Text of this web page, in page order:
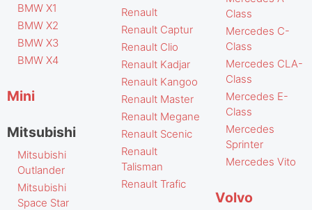
BMW X1
BMW X2
BMW X3
BMW X4
Mini
Mitsubishi
Mitsubishi
Outlander
Mitsubishi
Space Star
Renault
Renault Captur
Renault Clio
Renault Kadjar
Renault Kangoo
Renault Master
Renault Megane
Renault Scenic
Renault
Talisman
Renault Trafic
Class
Mercedes C-
Class
Mercedes CLA-
Class
Mercedes E-
Class
Mercedes
Sprinter
Mercedes Vito
Volvo